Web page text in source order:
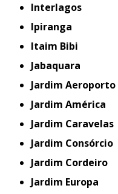
Interlagos
Ipiranga
Itaim Bibi
Jabaquara
Jardim Aeroporto
Jardim América
Jardim Caravelas
Jardim Consórcio
Jardim Cordeiro
Jardim Europa